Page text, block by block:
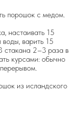
порошок с медом.
настаивать 15
варить 15
стакана 2–3 раза в
курсами: обычно
из исландского